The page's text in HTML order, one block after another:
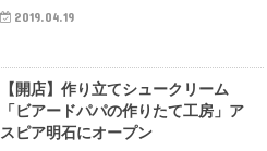
2019.04.19
【開店】作り立てシュークリーム
「ビアードパパの作りたて工房」ア
スピア明石にオープン